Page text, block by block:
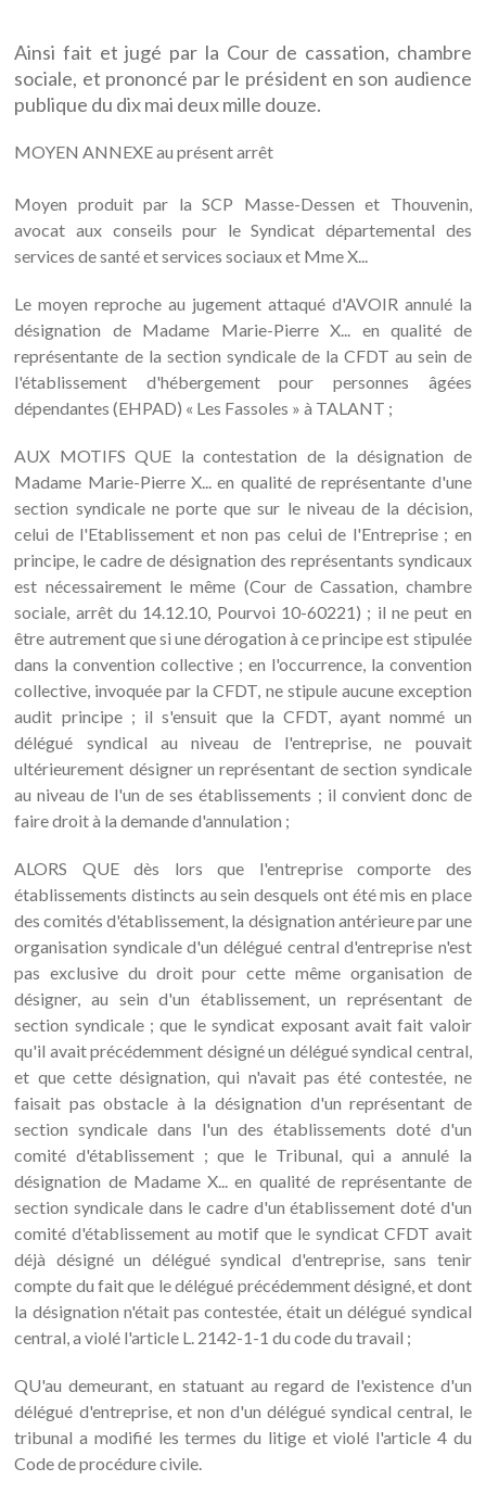
Ainsi fait et jugé par la Cour de cassation, chambre
sociale, et prononcé par le président en son audience
publique du dix mai deux mille douze.
MOYEN ANNEXE au présent arrêt
Moyen produit par la SCP Masse-Dessen et Thouvenin,
avocat aux conseils pour le Syndicat départemental des
services de santé et services sociaux et Mme X...
Le moyen reproche au jugement attaqué d'AVOIR annulé la
désignation de Madame Marie-Pierre X... en qualité de
représentante de la section syndicale de la CFDT au sein de
l'établissement d'hébergement pour personnes âgées
dépendantes (EHPAD) « Les Fassoles » à TALANT ;
AUX MOTIFS QUE la contestation de la désignation de
Madame Marie-Pierre X... en qualité de représentante d'une
section syndicale ne porte que sur le niveau de la décision,
celui de l'Etablissement et non pas celui de l'Entreprise ; en
principe, le cadre de désignation des représentants syndicaux
est nécessairement le même (Cour de Cassation, chambre
sociale, arrêt du 14.12.10, Pourvoi 10-60221) ; il ne peut en
être autrement que si une dérogation à ce principe est stipulée
dans la convention collective ; en l'occurrence, la convention
collective, invoquée par la CFDT, ne stipule aucune exception
audit principe ; il s'ensuit que la CFDT, ayant nommé un
délégué syndical au niveau de l'entreprise, ne pouvait
ultérieurement désigner un représentant de section syndicale
au niveau de l'un de ses établissements ; il convient donc de
faire droit à la demande d'annulation ;
ALORS QUE dès lors que l'entreprise comporte des
établissements distincts au sein desquels ont été mis en place
des comités d'établissement, la désignation antérieure par une
organisation syndicale d'un délégué central d'entreprise n'est
pas exclusive du droit pour cette même organisation de
désigner, au sein d'un établissement, un représentant de
section syndicale ; que le syndicat exposant avait fait valoir
qu'il avait précédemment désigné un délégué syndical central,
et que cette désignation, qui n'avait pas été contestée, ne
faisait pas obstacle à la désignation d'un représentant de
section syndicale dans l'un des établissements doté d'un
comité d'établissement ; que le Tribunal, qui a annulé la
désignation de Madame X... en qualité de représentante de
section syndicale dans le cadre d'un établissement doté d'un
comité d'établissement au motif que le syndicat CFDT avait
déjà désigné un délégué syndical d'entreprise, sans tenir
compte du fait que le délégué précédemment désigné, et dont
la désignation n'était pas contestée, était un délégué syndical
central, a violé l'article L. 2142-1-1 du code du travail ;
QU'au demeurant, en statuant au regard de l'existence d'un
délégué d'entreprise, et non d'un délégué syndical central, le
tribunal a modifié les termes du litige et violé l'article 4 du
Code de procédure civile.